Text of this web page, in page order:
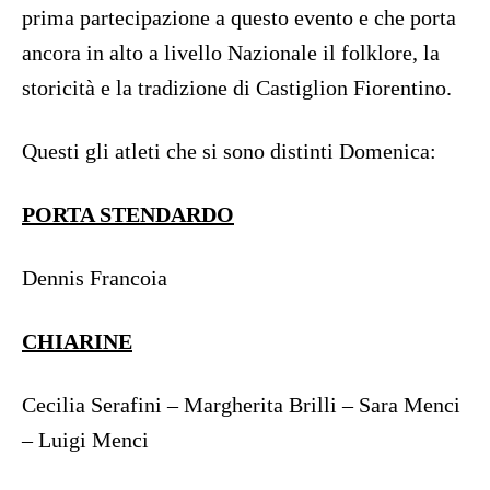
prima partecipazione a questo evento e che porta
ancora in alto a livello Nazionale il folklore, la
storicità e la tradizione di Castiglion Fiorentino.
Questi gli atleti che si sono distinti Domenica:
PORTA STENDARDO
Dennis Francoia
CHIARINE
Cecilia Serafini – Margherita Brilli – Sara Menci
– Luigi Menci